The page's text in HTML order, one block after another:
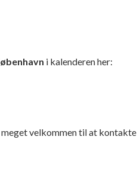
i kalenderen her:
meget velkommen til at kontakte